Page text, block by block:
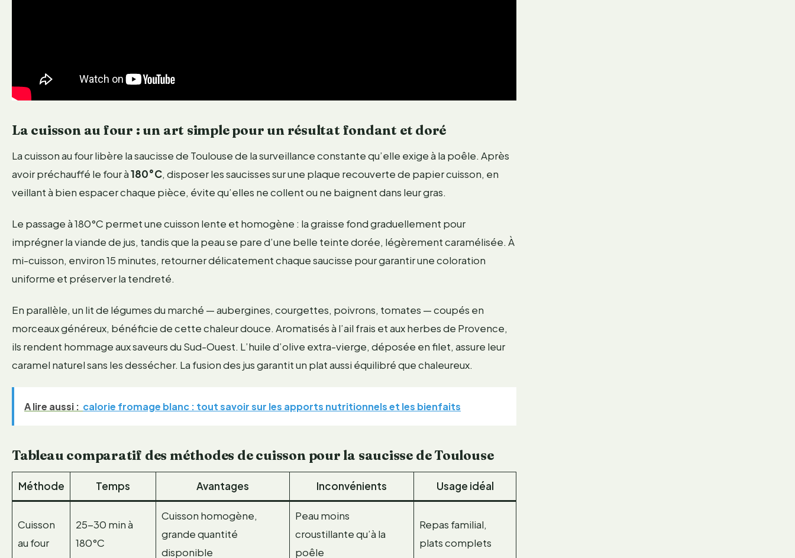
La cuisson au four : un art simple pour un résultat fondant et doré
La cuisson au four libère la saucisse de Toulouse de la surveillance constante qu’elle exige à la poêle. Après
avoir préchauffé le four à180°C, disposer les saucisses sur une plaque recouverte de papier cuisson, en
veillant à bien espacer chaque pièce, évite qu’elles ne collent ou ne baignent dans leur gras.
Le passage à 180°C permet une cuisson lente et homogène : la graisse fond graduellement pour
imprégner la viande de jus, tandis que la peau se pare d’une belle teinte dorée, légèrement caramélisée. À
mi-cuisson, environ 15 minutes, retourner délicatement chaque saucisse pour garantir une coloration
uniforme et préserver la tendreté.
En parallèle, un lit de légumes du marché — aubergines, courgettes, poivrons, tomates — coupés en
morceaux généreux, bénéficie de cette chaleur douce. Aromatisés à l’ail frais et aux herbes de Provence,
ils rendent hommage aux saveurs du Sud-Ouest. L’huile d’olive extra-vierge, déposée en filet, assure leur
caramel naturel sans les dessécher. La fusion des jus garantit un plat aussi équilibré que chaleureux.
A lire aussi : calorie fromage blanc : tout savoir sur les apports nutritionnels et les bienfaits
Tableau comparatif des méthodes de cuisson pour la saucisse de Toulouse
Méthode Temps Avantages Inconvénients Usage idéal
Cuisson
au four
25-30 min à
180°C
Cuisson homogène,
grande quantité
disponible
Peau moins
croustillante qu’à la
poêle
Repas familial,
plats complets